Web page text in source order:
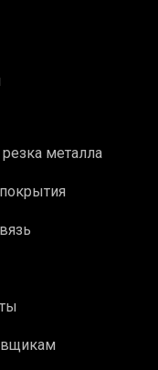
металла